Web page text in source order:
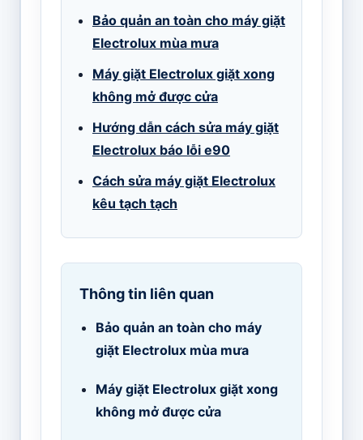
Bảo quản an toàn cho máy giặt
Electrolux mùa mưa
Máy giặt Electrolux giặt xong
không mở được cửa
Hướng dẫn cách sửa máy giặt
Electrolux báo lỗi e90
Cách sửa máy giặt Electrolux
kêu tạch tạch
Thông tin liên quan
Bảo quản an toàn cho máy
giặt Electrolux mùa mưa
Máy giặt Electrolux giặt xong
không mở được cửa